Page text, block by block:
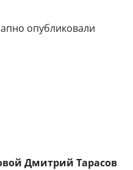
Дмитрий Тарасов